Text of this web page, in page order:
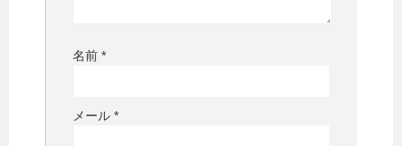
名前 *
メール *